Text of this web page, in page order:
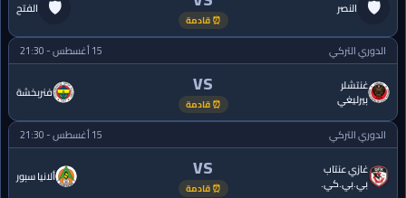
🛡 النصر
⏰ قادمة
الفتح 🛡
الدوري التركي
15 أغسطس - 21:30
غنتشلر
بيرليغي
VS
⏰ قادمة
فنربخشة
الدوري التركي
15 أغسطس - 21:30
غازي عنتاب
بي.بي.كي.
VS
⏰ قادمة
ألانيا سبور